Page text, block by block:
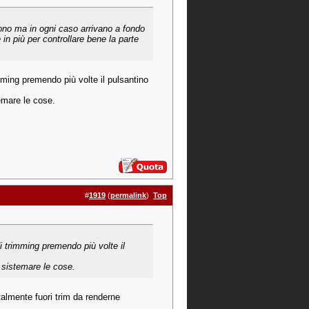
ma in ogni caso arrivano a fondo
più per controllare bene la parte
premendo più volte il pulsantino
le cose.
#1919 (permalink) Top
trimming premendo più volte il
le cose.
fuori trim da renderne